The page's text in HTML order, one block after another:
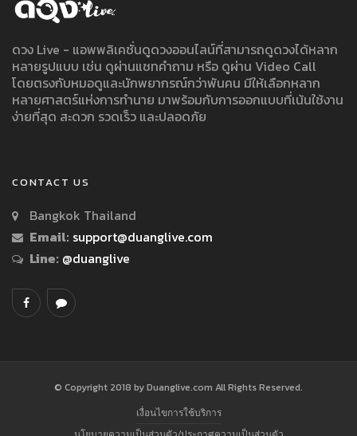
ดวง Live - แอพพลิเคชั่นดูดวงออนไลน์ที่สามารถดูดวงได้หลาก
หลายรูปแบบ เช่น ดูผ่านแชทคำถาม หรือ ดูผ่าน Video Call
โดยตรงกับหมอดูและนักพยากรณ์กว่าพันคน มีให้เลือกหลาก
หลายศาสตร์แห่งการทำนาย มาพร้อมกับการออกแบบที่เน้นใช้งาน
ง่ายที่สุด สะดวก รวดเร็ว และปลอดภัย
CONTACT US
Bangkok Thailand
Email: support@duanglive.com
Line: @duanglive
© Copyright 2018 by Duanglive.com All Rights Reserved.
เงื่อนไขการใช้บริการ